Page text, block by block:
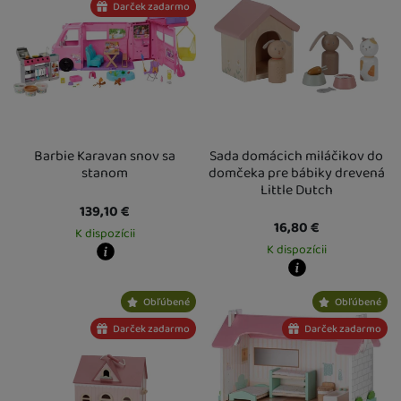
Darček zadarmo
Barbie Karavan snov sa
stanom
139,10€
K dispozícii
Osobný odber vo výdajnom mieste
Sada domácich miláčikov do
domčeka pre bábiky drevená
Little Dutch
16,80€
K dispozícii
Kdy zboží dostanete?
Osobný odber vo výdajnom mieste
U Vás doma13. 8.
Obľúbené
Darček zadarmo
Obľúbené
Darček zadarmo